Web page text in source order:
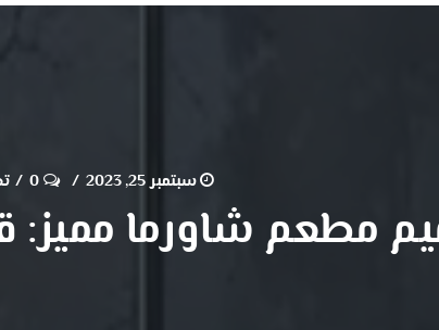
سبتمبر 25, 2023 0
مطعم شاورما مميز: